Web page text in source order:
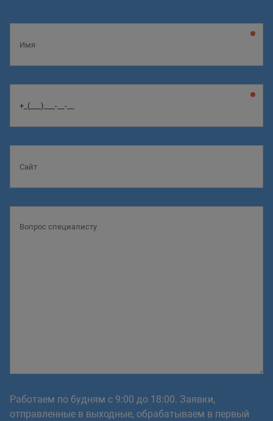
Работаем по будням с 9:00 до 18:00. Заявки,
отправленные в выходные, обрабатываем в первый